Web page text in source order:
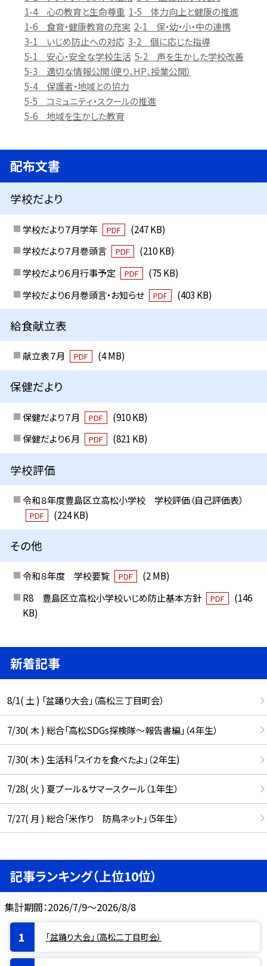
1-4 心の教育と生命尊重 1-5 体力向上と健康の推進
1-6 食育・健康教育の充実 2-1 保・幼・小・中の連携
3-1 いじめ防止への対応 3-2 個に応じた指導
5-1 安心・安全な学校生活 5-2 声を生かした学校改善
5-3 適切な情報公開（便り、HP、授業公開）
5-4 保護者・地域との協力
5-5 コミュニティ・スクールの推進
5-6 地域を生かした教育
配布文書
学校だより
学校だより７月学年 PDF
(247 KB)
学校だより７月巻頭言
PDF
(210 KB)
学校だより６月行事予定
PDF
(75 KB)
学校だより６月巻頭言・お知らせ
PDF (403 KB)
給食献立表
献立表７月 PDF (4 MB)
保健だより
保健だより７月 PDF
(910 KB)
保健だより６月
PDF (821 KB)
学校評価
令和８年度豊島区立高松小学校 学校評価（自己評価表）
PDF (224 KB)
その他
令和８年度 学校要覧 PDF
(2 MB)
R8 豊島区立高松小学校いじめ防止基本方針
PDF
(146
KB)
新着記事
8/1( 土 ) 「盆踊り大会」（高松三丁目町会）
7/30( 木 ) 総合「高松SDGs探検隊〜報告書編」（４年生）
7/30( 木 ) 生活科「スイカを食べたよ」（２年生)
7/28( 火 ) 夏プール＆サマースクール（１年生）
7/27( 月 ) 総合「米作り 防鳥ネット」（5年生）
記事ランキング（上位10位）
集計期間：2026/7/9～2026/8/8
「盆踊り大会」（高松二丁目町会）